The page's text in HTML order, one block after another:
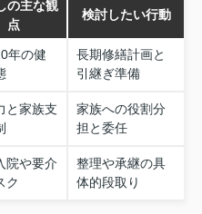
の主な観
点
検討したい行動
年の健
長期修繕計画と
引継ぎ準備
と家族支
家族への役割分
担と委任
院や要介
ク
整理や承継の具
体的段取り